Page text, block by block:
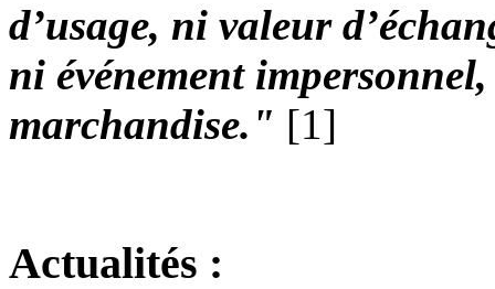
d’usage, ni valeur
ni événement impersonnel,
marchandise." [1]
Actualités :